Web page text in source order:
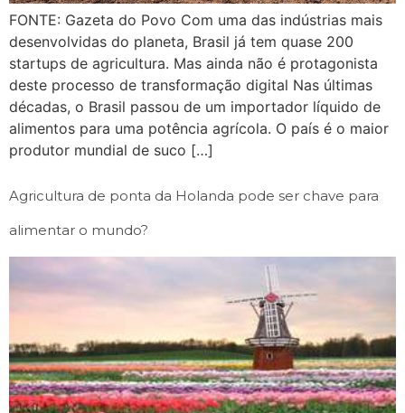
FONTE: Gazeta do Povo Com uma das indústrias mais
desenvolvidas do planeta, Brasil já tem quase 200
startups de agricultura. Mas ainda não é protagonista
deste processo de transformação digital Nas últimas
décadas, o Brasil passou de um importador líquido de
alimentos para uma potência agrícola. O país é o maior
produtor mundial de suco […]
Agricultura de ponta da Holanda pode ser chave para
alimentar o mundo?